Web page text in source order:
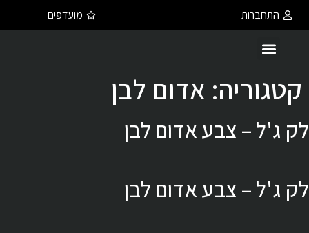
התחברות מועדפים
קטגוריה: אדום לבן
לק ג'ל – צבע אדום לבן
לק ג'ל – צבע אדום לבן